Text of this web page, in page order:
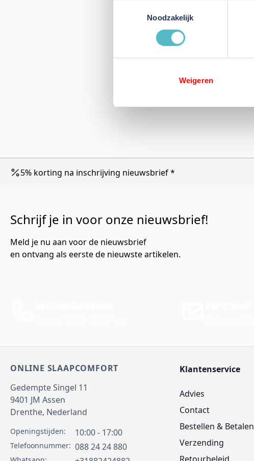
Noodzakelijk
Weigeren
5% korting na inschrijving nieuwsbrief *
Schrijf je in voor onze nieuwsbrief!
Meld je nu aan voor de nieuwsbrief
en ontvang als eerste de nieuwste artikelen.
ONLINE SLAAPCOMFORT
Gedempte Singel 11
9401 JM Assen
Drenthe, Nederland
Openingstijden: 10:00 - 17:00
Telefoonnummer: 088 24 24 880
Klantenservice
Advies
Contact
Bestellen & Betalen
Verzending